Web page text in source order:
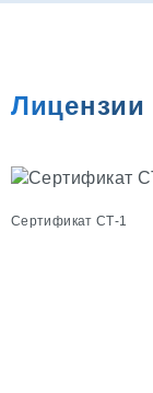
Лицензии
Сертификат СТ-1